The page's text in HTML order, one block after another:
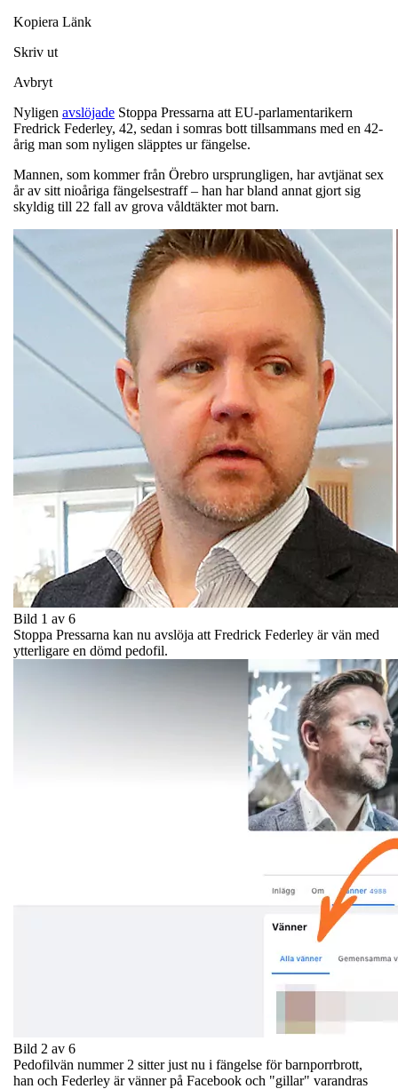
Kopiera Länk
Skriv ut
Avbryt
Nyligen avslöjade Stoppa Pressarna att EU-parlamentarikern
Fredrick Federley, 42, sedan i somras bott tillsammans med en 42-
årig man som nyligen släpptes ur fängelse.
Mannen, som kommer från Örebro ursprungligen, har avtjänat sex
år av sitt nioåriga fängelsestraff – han har bland annat gjort sig
skyldig till 22 fall av grova våldtäkter mot barn.
Bild 1 av 6
Stoppa Pressarna kan nu avslöja att Fredrick Federley är vän med
ytterligare en dömd pedofil.
Bild 2 av 6
Pedofilvän nummer 2 sitter just nu i fängelse för barnporrbrott,
han och Federley är vänner på Facebook och "gillar" varandras